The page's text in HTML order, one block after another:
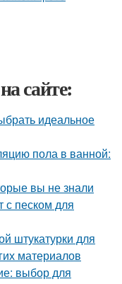
сайте:
идеальное
пола в ванной:
вы не знали
с песком для
штукатурки для
материалов
выбор для